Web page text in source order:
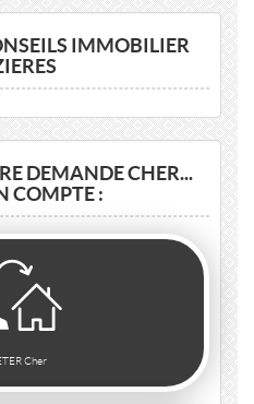
IMMOBILIER
DEMANDE CHER...
COMPTE :
Cher